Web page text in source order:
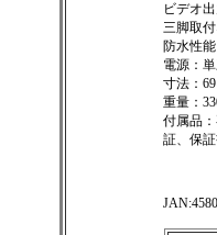
ビデオ
三脚取
防水性
電源：
寸法：
重量：
付属品
証、保